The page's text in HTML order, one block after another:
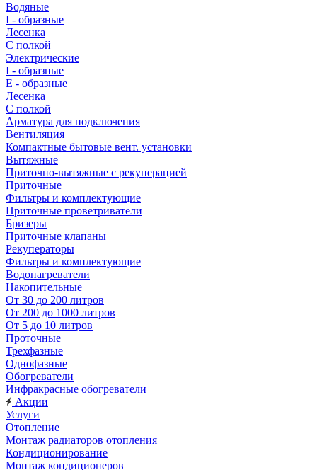
Водяные
I - образные
Лесенка
С полкой
Электрические
I - образные
E - образные
Лесенка
С полкой
Арматура для подключения
Вентиляция
Компактные бытовые вент. установки
Вытяжные
Приточно-вытяжные с рекуперацией
Приточные
Фильтры и комплектующие
Приточные проветриватели
Бризеры
Приточные клапаны
Рекуператоры
Фильтры и комплектующие
Водонагреватели
Накопительные
От 30 до 200 литров
От 200 до 1000 литров
От 5 до 10 литров
Проточные
Трехфазные
Однофазные
Обогреватели
Инфракрасные обогреватели
Акции
Услуги
Отопление
Монтаж радиаторов отопления
Кондиционирование
Монтаж кондиционеров